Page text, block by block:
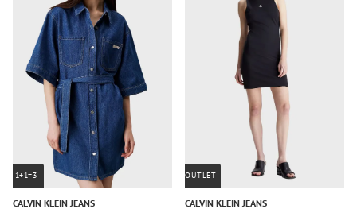
1+1=3
CALVIN KLEIN JEANS
OUTLET
CALVIN KLEIN JEANS